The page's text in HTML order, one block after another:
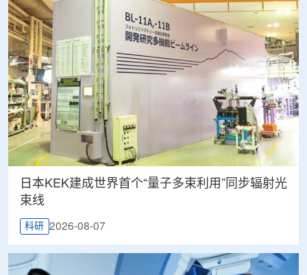
日本KEK建成世界首个“量子多束利用”同步辐射光
束线
科研 2026-08-07